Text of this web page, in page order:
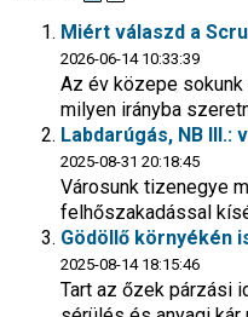
Miért válaszd a
2026-06-14 10:33:39
Az év közepe sokunk
milyen irányba
Labdarúgás, NB
2025-08-31 20:18:45
Városunk tizenegye
felhőszakadással
Gödöllő környékén
2025-08-14 18:15:46
Tart az őzek párzási